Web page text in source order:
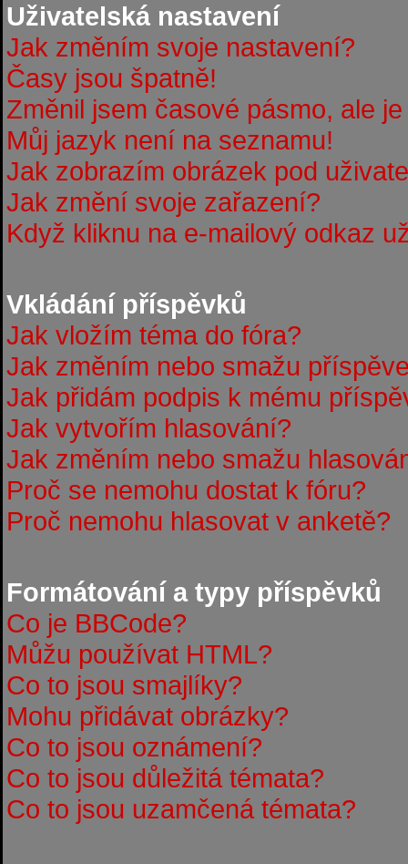
Uživatelská nastavení
Jak změním svoje nastavení?
Časy jsou špatně!
Změnil jsem časové pásmo, ale
Můj jazyk není na seznamu!
Jak zobrazím obrázek pod
Jak změní svoje zařazení?
Když kliknu na e-mailový odkaz
Vkládání příspěvků
Jak vložím téma do fóra?
Jak změním nebo smažu
Jak přidám podpis k mému
Jak vytvořím hlasování?
Jak změním nebo smažu
Proč se nemohu dostat k fóru?
Proč nemohu hlasovat v anketě?
Formátování a typy příspěvků
Co je BBCode?
Můžu používat HTML?
Co to jsou smajlíky?
Mohu přidávat obrázky?
Co to jsou oznámení?
Co to jsou důležitá témata?
Co to jsou uzamčená témata?